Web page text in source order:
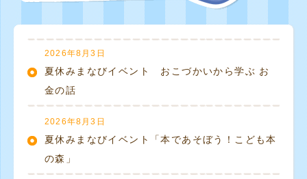
2026年8月3日
夏休みまなびイベント おこづかいから学ぶ お
金の話
2026年8月3日
夏休みまなびイベント「本であそぼう！こども本
の森」